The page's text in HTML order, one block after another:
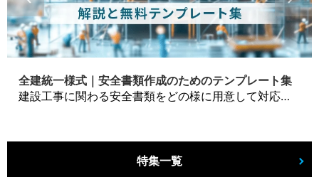
全建統一様式｜安全書類作成のためのテンプレート集
建設工事に関わる安全書類をどの様に用意して対応するか？関連書式テンプレートから書き方の注意点などの役立つコラムをbizoceanがお届けします。
特集一覧